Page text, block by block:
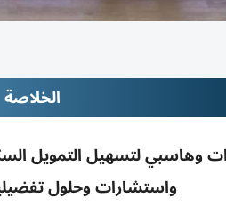
الخلاصة
وهاسبي لتسهيل التمويل
واستشارات وحلول